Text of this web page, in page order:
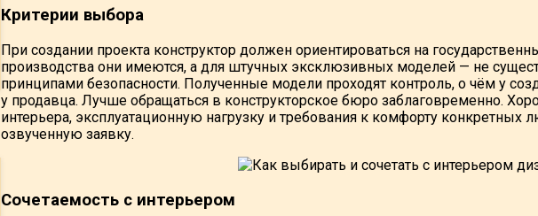
Критерии выбора
При создании проекта конструктор должен ориентироваться на
производства они имеются, а для штучных эксклюзивных моделей — не
принципами безопасности. Полученные модели проходят контроль, о чём у
у продавца. Лучше обращаться в конструкторское бюро заблаговременно.
интерьера, эксплуатационную нагрузку и требования к комфорту
озвученную заявку.
Сочетаемость с интерьером